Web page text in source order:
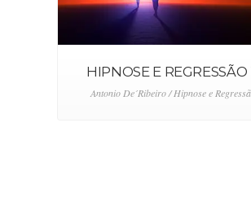
HIPNOSE E
Antonio De´Ribeiro / Hipnose e